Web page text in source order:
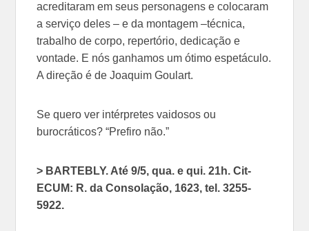
acreditaram em seus personagens e colocaram
a serviço deles – e da montagem –técnica,
trabalho de corpo, repertório, dedicação e
vontade. E nós ganhamos um ótimo espetáculo.
A direção é de Joaquim Goulart.
Se quero ver intérpretes vaidosos ou
burocráticos? “Prefiro não.”
> BARTEBLY. Até 9/5, qua. e qui. 21h. Cit-
ECUM: R. da Consolação, 1623, tel. 3255-
5922.